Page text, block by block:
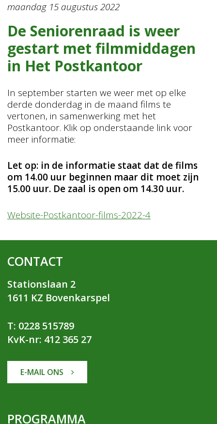
maandag 15 augustus 2022
De Seniorenraad is weer
gestart met filmmiddagen
in Het Postkantoor
In september starten we weer met op elke
derde donderdag in de maand films te
vertonen, in samenwerking met het
Postkantoor. Klik op onderstaande link voor
meer informatie:
Let op: in de informatie staat dat de films
om 14.00 uur beginnen maar dit moet zijn
15.00 uur. De zaal is open om 14.30 uur.
Website-Postkantoor-films-2022-4
CONTACT
Stationslaan 2
1611 KZ Bovenkarspel
T: 0228 515789
KvK-nr: 412 365 27
E-MAIL ONS
PROGRAMMA